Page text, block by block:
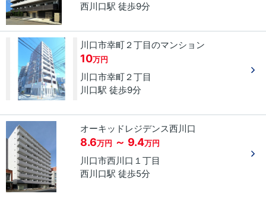
西川口駅 徒歩9分
川口市幸町２丁目のマンション
10万円
川口市幸町２丁目
川口駅 徒歩9分
オーキッドレジデンス西川口
8.6万円 ～ 9.4万円
川口市西川口 １丁目
西川口駅 徒歩5分